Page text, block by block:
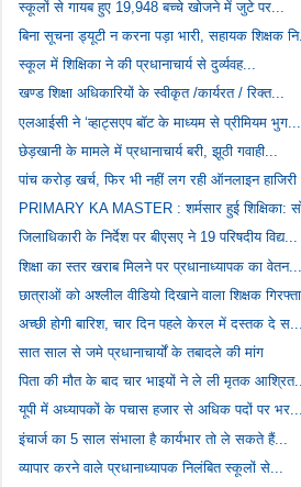
स्कूलों से गायब हुए 19,948 बच्चे खोजने में जुटे पर...
बिना सूचना ड्यूटी न करना पड़ा भारी, सहायक शिक्षक
स्कूल में शिक्षिका ने की प्रधानाचार्य से दुर्व्यवह...
खण्ड शिक्षा अधिकारियों के स्वीकृत /कार्यरत / रिक्त...
एलआईसी ने ‘व्हाट्सएप बॉट के माध्यम से प्रीमियम भुग...
छेड़खानी के मामले में प्रधानाचार्य बरी, झूठी गवाही...
पांच करोड़ खर्च, फिर भी नहीं लग रही ऑनलाइन हाजिरी
PRIMARY KA MASTER : शर्मसार हुई शिक्षिका:
जिलाधिकारी के निर्देश पर बीएसए ने 19 परिषदीय विद्य...
शिक्षा का स्तर खराब मिलने पर प्रधानाध्यापक का वेतन...
छात्राओं को अश्लील वीडियो दिखाने वाला शिक्षक
अच्छी होगी बारिश, चार दिन पहले केरल में दस्तक दे स...
सात साल से जमे प्रधानाचार्यों के तबादले की मांग
पिता की मौत के बाद चार भाइयों ने ले ली मृतक
यूपी में अध्यापकों के पचास हजार से अधिक पदों पर भर...
इंचार्ज का 5 साल संभाला है कार्यभार तो ले सकते हैं...
व्यापार करने वाले प्रधानाध्यापक निलंबित स्कूलों से...